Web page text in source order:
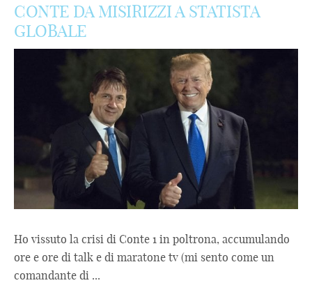
CONTE DA MISIRIZZI A STATISTA
GLOBALE
Ho vissuto la crisi di Conte 1 in poltrona, accumulando
ore e ore di talk e di maratone tv (mi sento come un
comandante di ...